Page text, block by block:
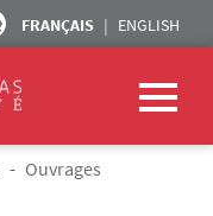
FRANÇAIS ENGLISH
Ouvrages